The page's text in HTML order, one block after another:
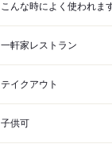
こんな時によく使われます
一軒家レストラン
テイクアウト
子供可